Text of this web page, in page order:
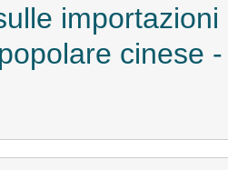
cinese